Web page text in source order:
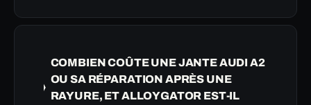
COMBIEN COÛTE UNE JANTE AUDI A2
OU SA RÉPARATION APRÈS UNE
RAYURE, ET ALLOYGATOR EST-IL